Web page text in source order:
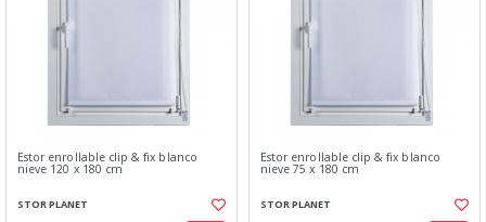
Estor enrollable clip & fix blanco
nieve 120 x 180 cm
STOR PLANET
Estor enrollable clip & fix blanco
nieve 75 x 180 cm
STOR PLANET